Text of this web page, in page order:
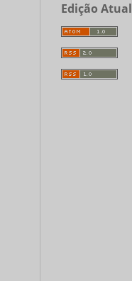
Edição Atual